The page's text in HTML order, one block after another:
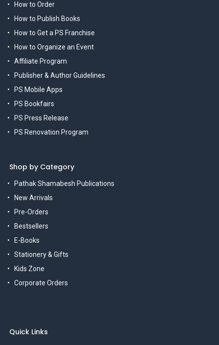
How to Order
How to Publish Books
How to Get a PS Franchise
How to Organize an Event
Affiliate Program
Publisher & Author Guidelines
PS Mobile Apps
PS Bookfairs
PS Press Release
PS Renovation Program
Shop by Category
Pathak Shamabesh Publications
New Arrivals
Pre-Orders
Bestsellers
E-Books
Stationery & Gifts
Kids Zone
Corporate Orders
Quick Links